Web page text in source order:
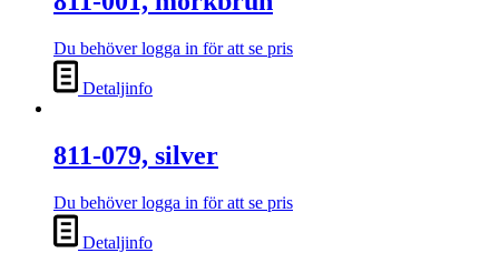
Du behöver logga in för att se pris
Detaljinfo
811-079, silver
Du behöver logga in för att se pris
Detaljinfo